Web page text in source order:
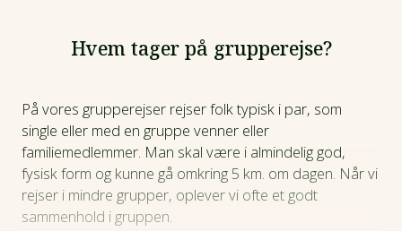
Hvem tager på grupperejse?
På vores grupperejser rejser folk typisk i par, som
single eller med en gruppe venner eller
familiemedlemmer. Man skal være i almindelig god,
fysisk form og kunne gå omkring 5 km. om dagen. Når vi
rejser i mindre grupper, oplever vi ofte et godt
sammenhold i gruppen.